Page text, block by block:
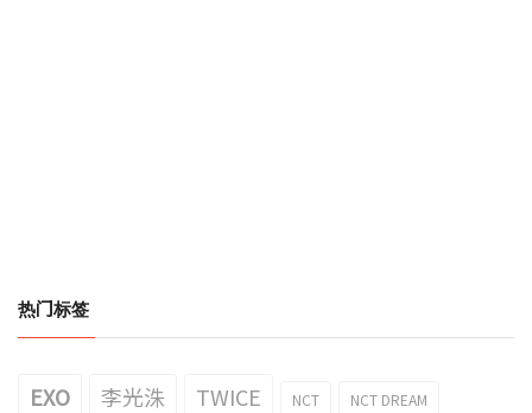
热门标签
EXO 李光洙 TWICE NCT NCT DREAM